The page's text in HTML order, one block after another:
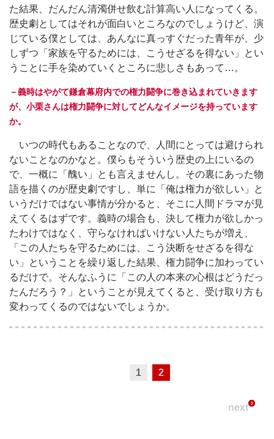
た結果、だんだん清濁併せ飲む計算高い人になってくる。
歴史劇としてはそれが面白いところなのでしょうけど、演
じている僕としては、あんなに真っすぐだった青年が、少
しずつ「家族を守るためには、こうせざるを得ない」とい
うことに手を染めていくところに悲しさもあって…。
－義時はやがて鎌倉幕府内での権力闘争に巻き込まれていきます
が、小栗さんは権力闘争に対してどんなイメージを持っています
か。
いつの時代もあることなので、人間にとっては避けられ
ないことなのかなと。僕らもそういう歴史の上にいるの
で、一概に「醜い」とも言えませんし。その裏にあった物
語を描くのが歴史劇ですし、単に「俺は権力が欲しい」と
いうだけではない事情が分かると、そこに人間ドラマが見
えてくるはずです。義時の場合も、決して権力が欲しかっ
たわけではなく、守らなければいけない人たちが増え、
「この人たちを守るためには、こう決断をせざるを得な
い」ということを繰り返した結果、権力闘争に加わってい
るだけで。そんなふうに「この人の本来の心根はどうだっ
たんだろう？」ということが見えてくると、受け取り方も
変わってくるのではないでしょうか。
1 2
next